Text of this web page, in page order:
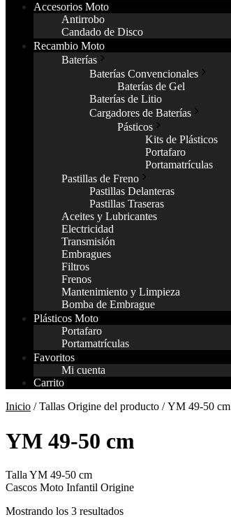
Accesorios Moto
Antirrobo
Candado de Disco
Recambio Moto
Baterías
Baterías Convencionales
Baterías de Gel
Baterías de Litio
Cargadores de Baterías
Pásticos
Kits de Plásticos
Portafaro
Portamatrículas
Pastillas de Freno
Pastillas Delanteras
Pastillas Traseras
Aceites y Lubricantes
Electricidad
Transmisión
Embragues
Filtros
Frenos
Mantenimiento y Limpieza
Bomba de Embrague
Plásticos Moto
Portafaro
Portamatrículas
Favoritos
Mi cuenta
Carrito
Inicio / Tallas Origine del producto / YM 49-50 cm
YM 49-50 cm
Talla YM 49-50 cm
Cascos Moto Infantil Origine
Mostrando los 3 resultados